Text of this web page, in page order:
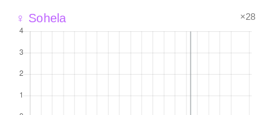
♀ Sohela ×28